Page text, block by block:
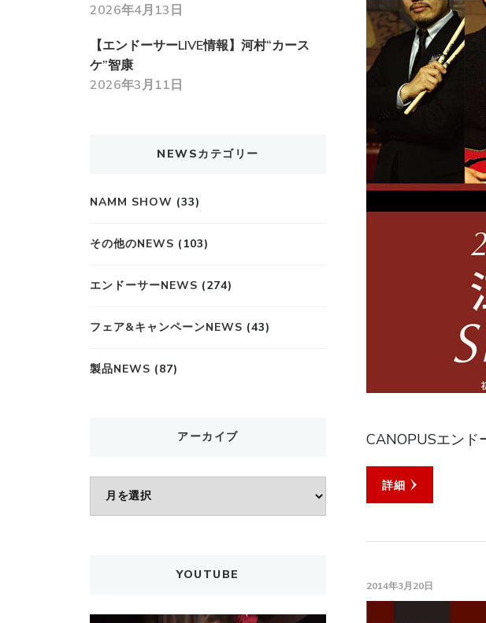
CANOPUSエンド
詳細
2014年3月20日
2026年4月13日
【エンドーサーLIVE情報】河村“カース
ケ”智康
2026年3月11日
NEWSカテゴリー
NAMM SHOW (33)
その他のNEWS (103)
エンドーサーNEWS (274)
フェア&キャンペーンNEWS (43)
製品NEWS (87)
アーカイブ
YOUTUBE